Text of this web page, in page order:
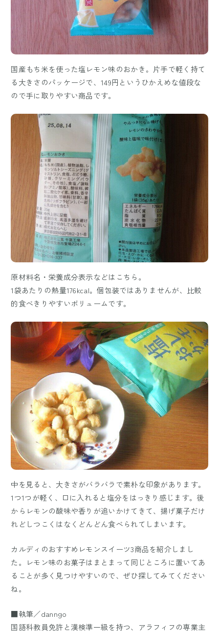
国産もち米を使った塩レモン味のおかき。片手で軽く持て
る大きさのパッケージで、149円というひかえめな値段な
ので手に取りやすい商品です。
原材料名・栄養成分表示などはこちら。
1袋あたりの熱量176kcal。個包装ではありませんが、比較
的食べきりやすいボリュームです。
中を見ると、大きさがバラバラで素朴な印象があります。
1つ1つが軽く、口に入れると塩分をはっきり感じます。後
からレモンの酸味や香りが追いかけてきて、揚げ菓子だけ
れどしつこくはなくどんどん食べられてしまいます。
カルディのおすすめレモンスイーツ3商品を紹介しまし
た。レモン味のお菓子はまとまって同じところに置いてあ
ることが多く見つけやすいので、ぜひ探してみてください
ね。
■執筆／danngo
国語科教員免許と漢検準一級を持つ、アラフィフの専業主